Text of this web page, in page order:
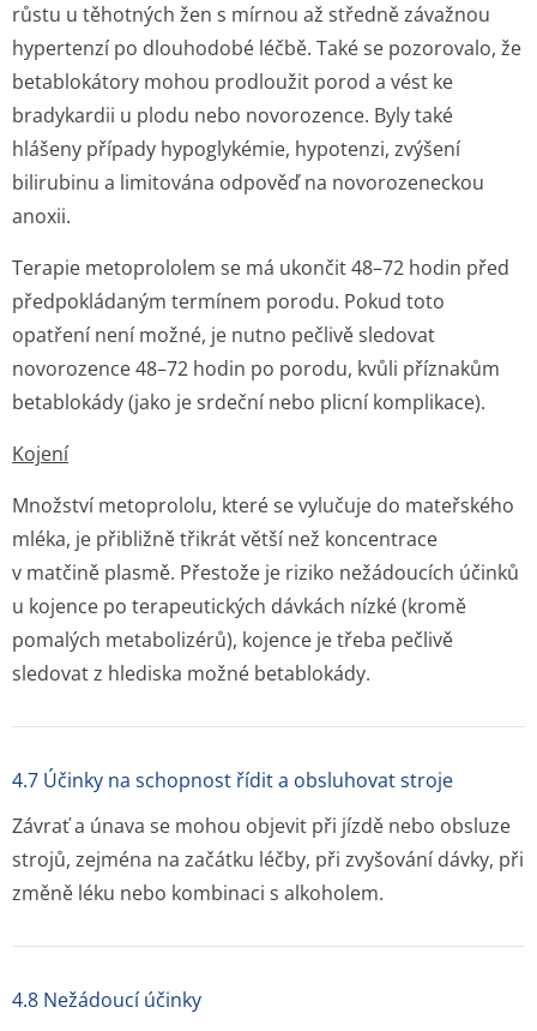
růstu u těhotných žen s mírnou až středně závažnou
hypertenzí po dlouhodobé léčbě. Také se pozorovalo, že
betablokátory mohou prodloužit porod a vést ke
bradykardii u plodu nebo novorozence. Byly také
hlášeny případy hypoglykémie, hypotenzi, zvýšení
bilirubinu a limitována odpověď na novorozeneckou
anoxii.
Terapie metoprololem se má ukončit 48–72 hodin před
předpokládaným termínem porodu. Pokud toto
opatření není možné, je nutno pečlivě sledovat
novorozence 48–72 hodin po porodu, kvůli příznakům
betablokády (jako je srdeční nebo plicní komplikace).
Kojení
Množství metoprololu, které se vylučuje do mateřského
mléka, je přibližně třikrát větší než koncentrace
v matčině plasmě. Přestože je riziko nežádoucích účinků
u kojence po terapeutických dávkách nízké (kromě
pomalých metabolizérů), kojence je třeba pečlivě
sledovat z hlediska možné betablokády.
4.7 Účinky na schopnost řídit a obsluhovat stroje
Závrať a únava se mohou objevit při jízdě nebo obsluze
strojů, zejména na začátku léčby, při zvyšování dávky, při
změně léku nebo kombinaci s alkoholem.
4.8 Nežádoucí účinky